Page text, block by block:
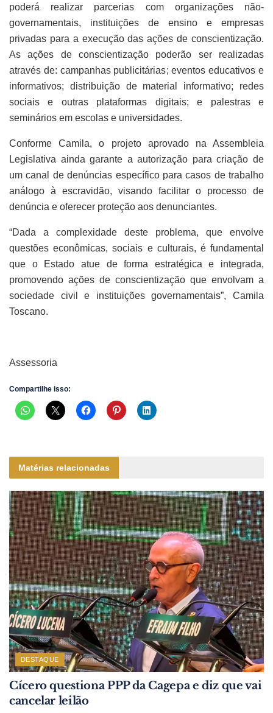
poderá realizar parcerias com organizações não-
governamentais, instituições de ensino e empresas
privadas para a execução das ações de conscientização.
As ações de conscientização poderão ser realizadas
através de: campanhas publicitárias; eventos educativos e
informativos; distribuição de material informativo; redes
sociais e outras plataformas digitais; e palestras e
seminários em escolas e universidades.
Conforme Camila, o projeto aprovado na Assembleia
Legislativa ainda garante a autorização para criação de
um canal de denúncias específico para casos de trabalho
análogo à escravidão, visando facilitar o processo de
denúncia e oferecer proteção aos denunciantes.
“Dada a complexidade deste problema, que envolve
questões econômicas, sociais e culturais, é fundamental
que o Estado atue de forma estratégica e integrada,
promovendo ações de conscientização que envolvam a
sociedade civil e instituições governamentais”, Camila
Toscano.
Assessoria
Compartilhe isso:
Matérias relacionadas
DESTAQUE
Cícero questiona PPP da Cagepa e diz que vai
cancelar leilão